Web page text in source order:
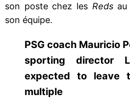
son poste chez les Redsau
son équipe.
PSG coach Mauricio
sporting director
expected to leave
multiple